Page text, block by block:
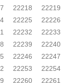
22218 22219
22225 22226
22232 22233
22239 22240
22246 22247
22253 22254
22260 22261